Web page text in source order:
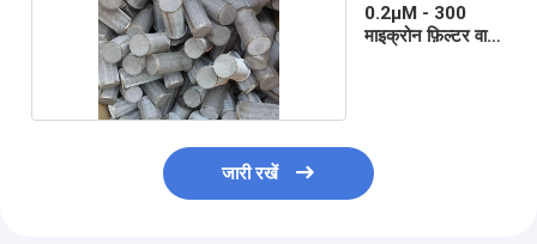
0.2μM - 300
माइक्रोन फ़िल्टर वायर
जारी रखें